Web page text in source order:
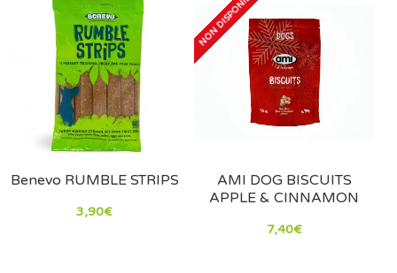
Benevo RUMBLE STRIPS
3,90€
NON DISPONIBILE
AMI DOG BISCUITS
APPLE & CINNAMON
7,40€